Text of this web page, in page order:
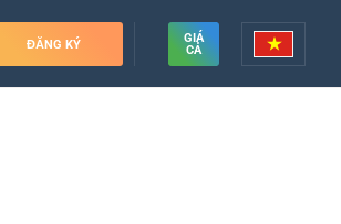
ĐĂNG KÝ
GIÁ
CẢ